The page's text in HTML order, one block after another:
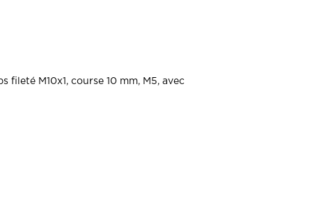
fileté M10x1, course 10 mm, M5, avec